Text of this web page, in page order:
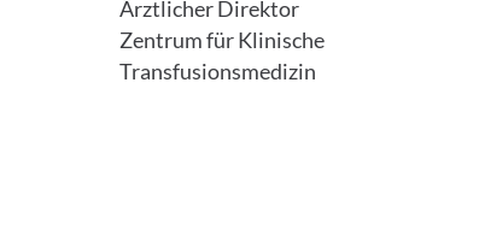
Ärztlicher Direktor
Zentrum für Klinische
Transfusionsmedizin